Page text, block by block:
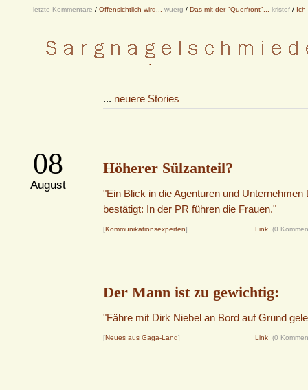
letzte Kommentare / Offensichtlich wird... wuerg / Das mit der "Querfront"... kristof / Ich
... neuere Stories
08
August
Höherer Sülzanteil?
"Ein Blick in die Agenturen und Unternehmen
bestätigt: In der PR führen die Frauen."
[Kommunikationsexperten] Link (0
Der Mann ist zu gewichtig:
"Fähre mit Dirk Niebel an Bord auf Grund
[Neues aus Gaga-Land] Link (0